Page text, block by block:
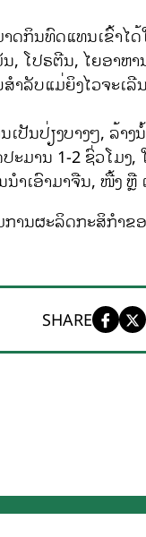
ດກິນທົດແທນເຂົ້າໄ
, ໂປຣຕີນ, ໄຍອາຫ
າລັບແມ່ຍິງໄວຈະເ
ປັນປ່ຽງບາງໆ, ລ້າ
ະມານ 1-2 ຊົ່ວໂມງ
າເອົາມາຈືນ, ໜື້ງ ຫຼື
ານຜະລິດກະສິກໍາຂ
SHARE